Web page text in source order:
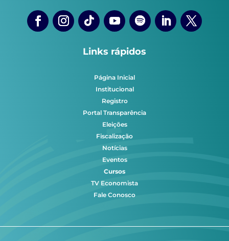
Links rápidos
Página Inicial
Institucional
Registro
Portal Transparência
Eleições
Fiscalização
Notícias
Eventos
Cursos
TV Economista
Fale Conosco